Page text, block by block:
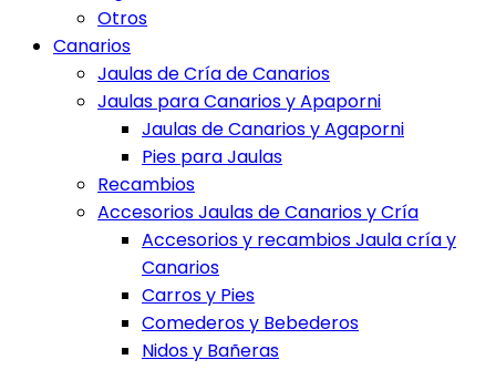
Otros
Canarios
Jaulas de Cría de Canarios
Jaulas para Canarios y Apaporni
Jaulas de Canarios y Agaporni
Pies para Jaulas
Recambios
Accesorios Jaulas de Canarios y Cría
Accesorios y recambios Jaula cría y
Canarios
Carros y Pies
Comederos y Bebederos
Nidos y Bañeras